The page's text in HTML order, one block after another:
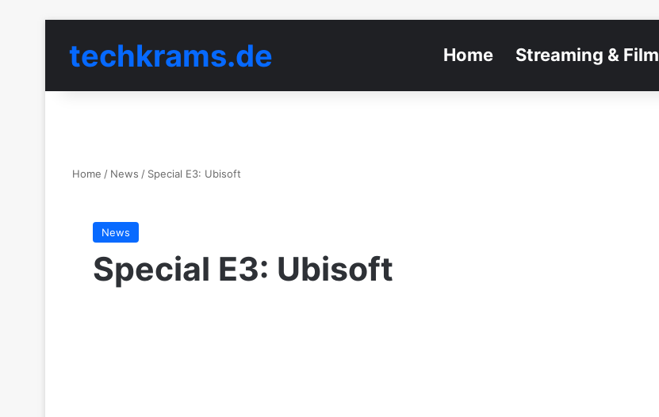
techkrams.de Home Streaming & Film
Home / News / Special E3: Ubisoft
News
Special E3: Ubisoft